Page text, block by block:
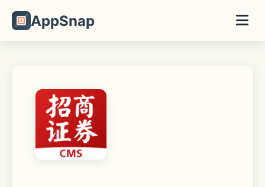
AppSnap